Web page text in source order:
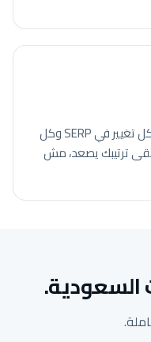
جوجل يحدّث شهريًا. نتابع كل تحوّل وكل تغيير في SERP وكل
ترتيبك يصعد، مش